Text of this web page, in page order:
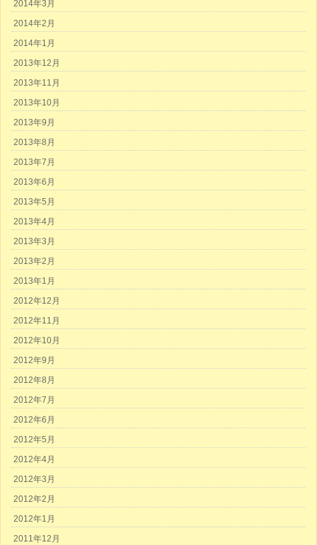
2014年3月
2014年2月
2014年1月
2013年12月
2013年11月
2013年10月
2013年9月
2013年8月
2013年7月
2013年6月
2013年5月
2013年4月
2013年3月
2013年2月
2013年1月
2012年12月
2012年11月
2012年10月
2012年9月
2012年8月
2012年7月
2012年6月
2012年5月
2012年4月
2012年3月
2012年2月
2012年1月
2011年12月